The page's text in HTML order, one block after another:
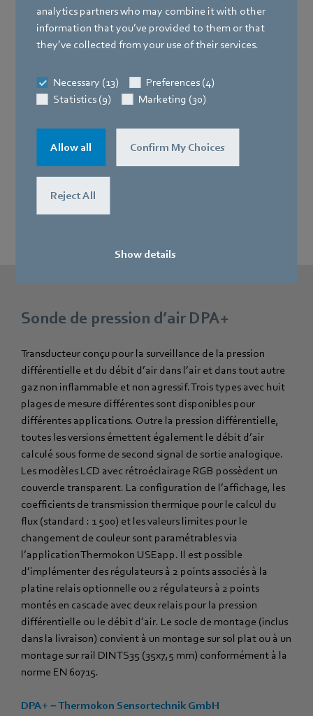
analytics partners who may combine it with other
information that you’ve provided to them or that
they’ve collected from your use of their services.
Necessary (13)
Preferences (4)
Statistics (9)
Marketing (30)
Allow all Confirm My Choices
Reject All
Show details
LA+ CO2+VOC LCD temp_rH RS485 Modbus −
Thermokon Sensortechnik GmbH
Sonde de pression d’air DPA+
Transducteur conçu pour la surveillance de la pression
différentielle et du débit d’air dans l’air et dans tout autre
gaz non inflammable et non agressif. Trois types avec huit
plages de mesure différentes sont disponibles pour
différentes applications. Outre la pression différentielle,
toutes les versions émettent également le débit d’air
calculé sous forme de second signal de sortie analogique.
Les modèles LCD avec rétroéclairage RGB possèdent un
couvercle transparent. La configuration de l’affichage, les
coefficients de transmission thermique pour le calcul du
flux (standard : 1 500) et les valeurs limites pour le
changement de couleur sont paramétrables via
l’application Thermokon USEapp. Il est possible
d’implémenter des régulateurs à 2 points associés à la
platine relais optionnelle ou 2 régulateurs à 2 points
montés en cascade avec deux relais pour la pression
différentielle ou le débit d’air. Le socle de montage (inclus
dans la livraison) convient à un montage sur sol plat ou à un
montage sur rail DIN TS35 (35x7,5 mm) conformément à la
norme EN 60715.
DPA+ − Thermokon Sensortechnik GmbH